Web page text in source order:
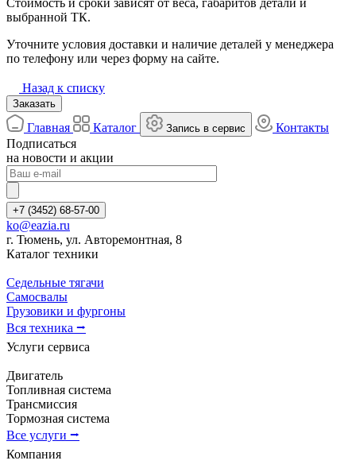
выбранной ТК.
Уточните условия доставки и наличие деталей у менеджера
по телефону или через форму на сайте.
Назад к списку
Заказать
Главная Каталог Запись в сервис
Контакты
Подписаться
на новости и акции
+7 (3452) 68-57-00
ko@eazia.ru
г. Тюмень, ул. Авторемонтная, 8
Каталог техники
Седельные тягачи
Самосвалы
Грузовики и фургоны
Вся техника ⭢
Услуги сервиса
Двигатель
Топливная система
Трансмиссия
Тормозная система
Все услуги ⭢
Компания